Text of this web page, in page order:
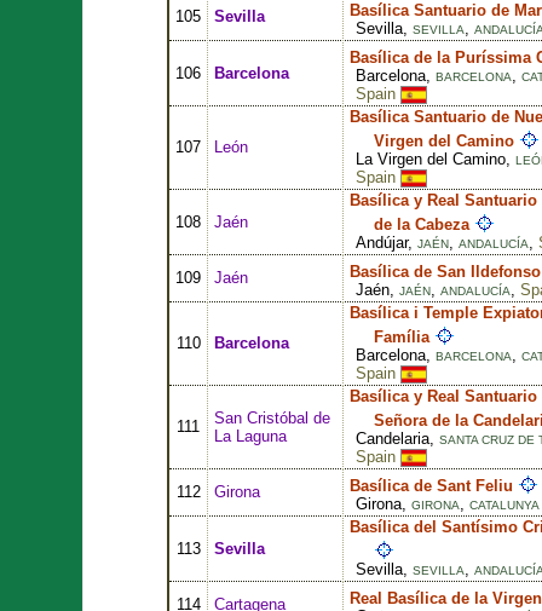
105
Sevilla
Basílica Santuario de
Sevilla, SEVILLA,
106 Barcelona
Basílica de la Puríssima
Barcelona, BARCELONA,
Spain
107 León
Basílica Santuario de
Virgen del Camino
La Virgen del Camino,
Spain
108 Jaén
Basílica y Real
de la Cabeza
Andújar, JAÉN, ANDALUCÍA,
109
Jaén
Basílica de San Ildefonso
Jaén, JAÉN, ANDALUCÍA,
110 Barcelona
Basílica i Temple
Família
Barcelona, BARCELONA,
Spain
111
San Cristóbal de
La Laguna
Basílica y Real
Señora de la
Candelaria, SANTA CRUZ DE
Spain
112
Girona
Basílica de Sant Feliu
Girona, GIRONA,
113 Sevilla
Basílica del Santísimo
Sevilla, SEVILLA,
114 Cartagena
Real Basílica de la